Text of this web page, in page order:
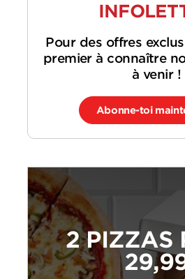
Pour des offres
premier à connaître
à venir !
Abonne-toi
2 PIZZAS